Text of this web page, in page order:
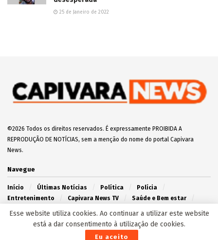
25 de Janeiro de 2022
©2026 Todos os direitos reservados. É expressamente PROIBIDA A
REPRODUÇÃO DE NOTÍCIAS, sem a menção do nome do portal Capivara
News.
Navegue
Início Últimas Notícias Política
Polícia
Entretenimento
Capivara News TV
Saúde e Bem estar
Agronegócio
Campo Grande Interior
Esse website utiliza cookies. Ao continuar a utilizar este website
está a dar consentimento à utilização de cookies.
Eu aceito